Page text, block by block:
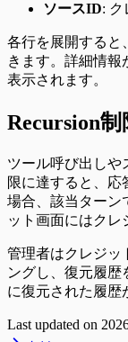
ソースID: ク
各行を展開すると
きます。詳細情報
表示されます。
Recursion
ツール呼び出しや
限に達すると、応
場合、該当ターン
ット画面にはクレ
管理者はクレジッ
ングし、復元履歴
に復元された履歴
Last updated on